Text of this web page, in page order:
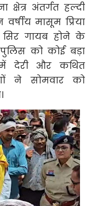
अंतर्गत हल्दी
मासूम प्रिया
गायब होने के
को कोई बड़ा
देरी और कथित
ने सोमवार को